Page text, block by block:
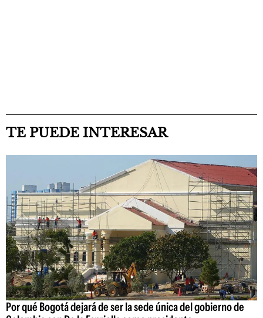
TE PUEDE INTERESAR
Por qué Bogotá dejará de ser la sede única del gobierno de